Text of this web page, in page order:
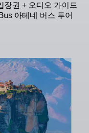
장권 + 오디오 가이드
아테네 버스 투어